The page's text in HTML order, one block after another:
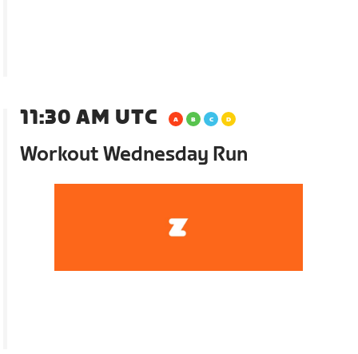
11:30 AM UTC
Workout Wednesday Run